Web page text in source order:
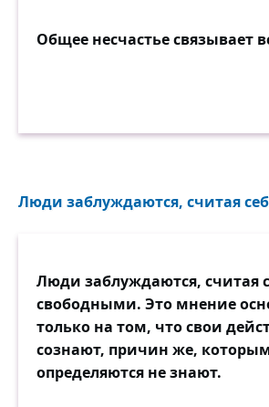
Общее несчастье связывает
Люди заблуждаются, считая
Люди заблуждаются, считая
свободными. Это мнение
только на том, что свои
сознают, причин же,
определяются не знают.